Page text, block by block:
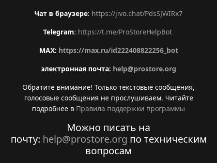
Чат в браузере: https://jivo.chat/PdsSJWIRx7
Telegram: https://t.me/ProStoreHelpBot
MAX: https://max.ru/id222408822256_bot
электронная почта: help@prostore.org
Обратите внимание! Только текстовые сообщения,
голосовые сообщения не прослушиваем. Читайте
подробнее в Правила поддержки программы
Можно писать на
почту: help@prostore.org по техническим
вопросам